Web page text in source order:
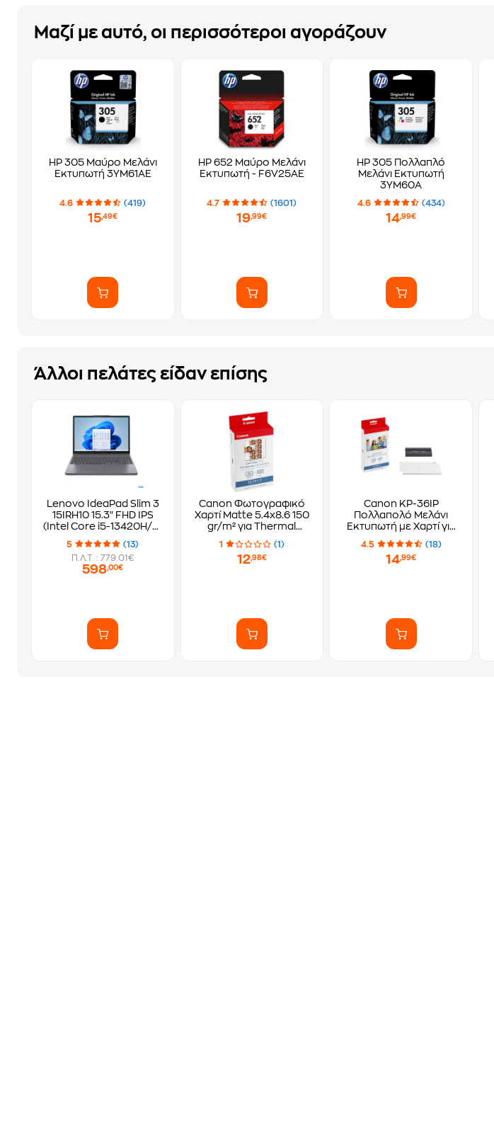
Μαζί με αυτό, οι περισσότεροι αγοράζουν
HP 305 Μαύρο Μελάνι
Εκτυπωτή 3YM61AE
4.6 (419)
15,49€
HP 652 Μαύρο Μελάνι
Εκτυπωτή - F6V25AE
4.7 (1601)
19,99€
HP 305 Πολλαπλό
Μελάνι Εκτυπωτή
3YM60A
4.6 (434)
14,99€
Άλλοι πελάτες είδαν επίσης
Lenovo IdeaPad Slim 3
15IRH10 15.3" FHD IPS
(Intel Core i5-13420H/16
GB/512 GB SSD/UHD
Graphics/Win11Home S)
Laptop
5
(13)
Π.Λ.Τ. : 779.01€
598,00€
Canon Φωτογραφικό
Χαρτί Matte 5.4x8.6 150
gr/m² για Thermal
Εκτυπωτές 18 φύλλα
1 (1)
12,98€
Canon KP-36IP
Πολλαπολό Μελάνι
Εκτυπωτή με Χαρτί για
36 εκτυπώσεις
100x148mm
4.5 (18)
14,99€